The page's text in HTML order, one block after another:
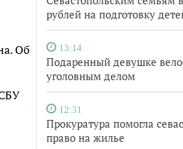
рублей на подготовку
13:14
Подаренный девушке
уголовным делом
12:31
Прокуратура помогла
право на жилье
Об